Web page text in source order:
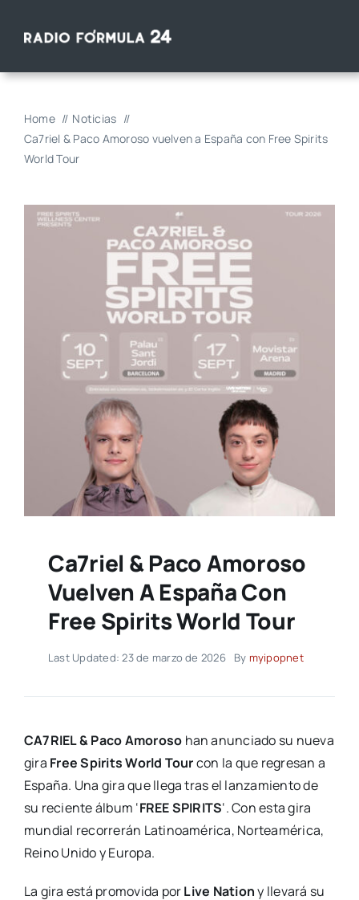
Home
Noticias
Ca7riel & Paco Amoroso vuelven a España con Free Spirits
World Tour
Ca7riel & Paco Amoroso
Vuelven A España Con
Free Spirits World Tour
Last Updated: 23 de marzo de 2026 By myipopnet
CA7RIEL & Paco Amoroso han anunciado su nueva
gira Free Spirits World Tourcon la que regresan a
España. Una gira que llega tras el lanzamiento de
su reciente álbum ‘FREE SPIRITS‘. Con esta gira
mundial recorrerán Latinoamérica, Norteamérica,
Reino Unido y Europa.
La gira está promovida porLive Nationy llevará su